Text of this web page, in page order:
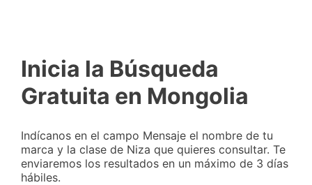
Inicia la Búsqueda
Gratuita en Mongolia
Indícanos en el campo Mensaje el nombre de tu
marca y la clase de Niza que quieres consultar. Te
enviaremos los resultados en un máximo de 3 días
hábiles.